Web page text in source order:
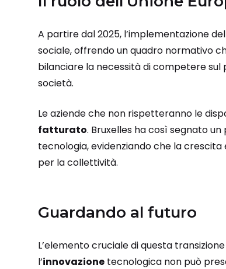
A partire dal 2025, l’implementazione del
sociale, offrendo un quadro normativo
bilanciare la necessità di competere
società.
Le aziende che non rispetteranno le
fatturato. Bruxelles ha così segnato
tecnologia, evidenziando che la
per la collettività.
Guardando al futuro
L’elemento cruciale di questa
l’innovazionetecnologica non può